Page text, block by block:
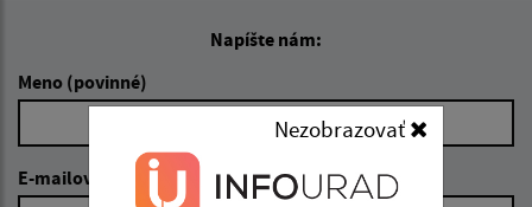
Napíšte nám:
Meno (povinné)
E-mailová adresa (povinné)
Nezobrazovať